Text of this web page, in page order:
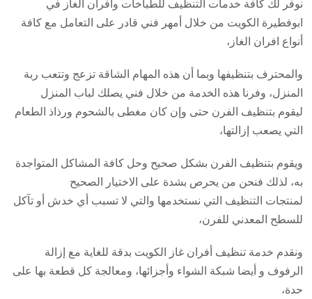
نوفر لك كافة خدمات التنظيف للطباخات وأفران الغاز في
ابوفطيرة الكويت من خلال أمهر فني قادر على التعامل مع كافة
أنواع افران الغاز،
والمحترف بتنظيفها وبما أن هذه المهام الشاقة تزعج وتتعب ربة
المنزل، وفرنا هذه الخدمة من خلال فني يصلك لباب المنزل
ليقوم بتنظيف الفرن حتى وإن كان مغطى بالشحوم ورذاذ الطعام
التي يصعب إزالتها،
ويقوم بتنظيف الفرن بشكل صحيح وحل كافة المشاكل المتواجدة
به، لذلك فنحن من يحرص بشدة على الاختيار الصحيح
لمنتجات التنظيف التي نستخدمها والتي لا تسبب أي خدش أو تآكل
للسطح المعدني للفرن،
ونقدم خدمة تنظيف أفران غاز الكويت بدقة للغاية مع إزالة
الرفوف و أيضا شبكة الشواء وأجزائها، ومعالجة كل قطعة بها على
حدة،